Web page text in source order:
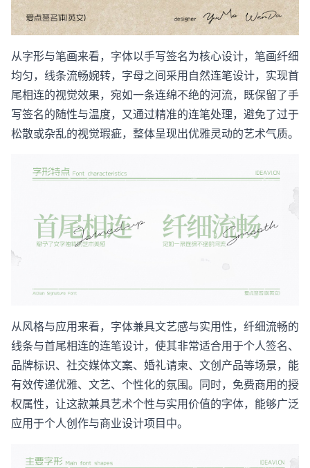
从字形与笔画来看，字体以手写签名为核心设计，笔画纤细
均匀，线条流畅婉转，字母之间采用自然连笔设计，实现首
尾相连的视觉效果，宛如一条连绵不绝的河流，既保留了手
写签名的随性与温度，又通过精准的连笔处理，避免了过于
松散或杂乱的视觉瑕疵，整体呈现出优雅灵动的艺术气质。
从风格与应用来看，字体兼具文艺感与实用性，纤细流畅的
线条与首尾相连的连笔设计，使其非常适合用于个人签名、
品牌标识、社交媒体文案、婚礼请柬、文创产品等场景，能
有效传递优雅、文艺、个性化的氛围。同时，免费商用的授
权属性，让这款兼具艺术个性与实用价值的字体，能够广泛
应用于个人创作与商业设计项目中。